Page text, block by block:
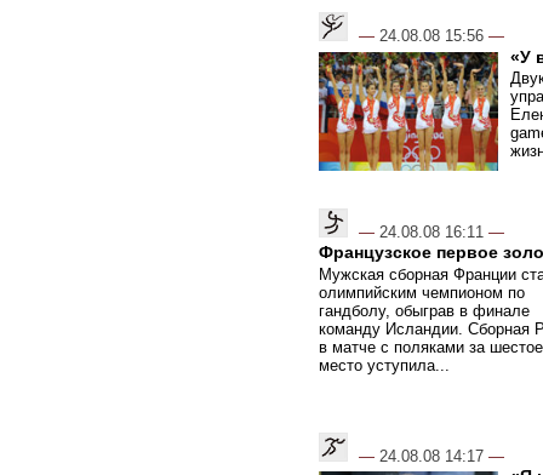
— 24.08.08 15:56 —
«У
— 24.08.08 16:11 —
Французское первое
Мужская сборная Франции
олимпийским чемпионом по
гандболу, обыграв в финале
команду Исландии. Сборная
в матче с поляками за шестое
место уступила...
— 24.08.08 14:17 —